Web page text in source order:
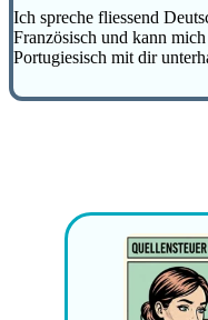
Ich spreche fliessend
Französisch und kann
Portugiesisch mit dir